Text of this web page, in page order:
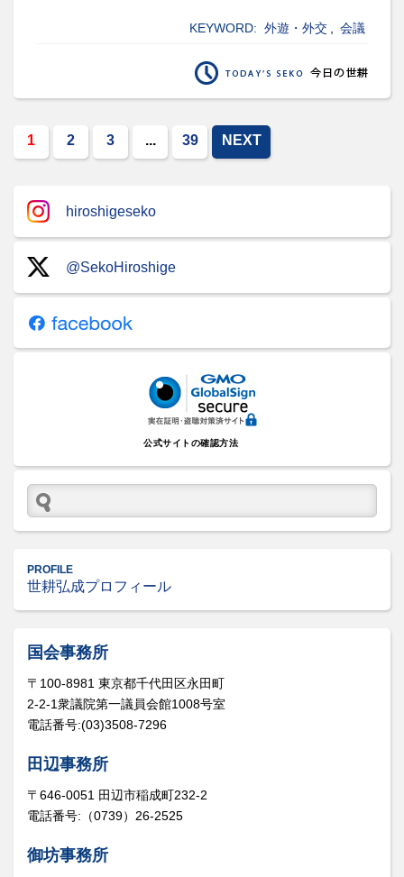
KEYWORD: 外遊・外交 会議
1 2 3 ... 39 NEXT
hiroshigeseko
@SekoHiroshige
公式サイトの確認方法
PROFILE
世耕弘成プロフィール
国会事務所
〒100-8981 東京都千代田区永田町
2-2-1衆議院第一議員会館1008号室
電話番号:(03)3508-7296
田辺事務所
〒646-0051 田辺市稲成町232-2
電話番号:（0739）26-2525
御坊事務所